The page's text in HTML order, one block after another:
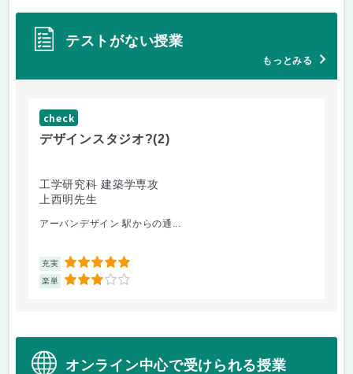
テストがない授業
もっとみる
check
デザインスタジオ?(2)
工学研究科 建築学専攻
上西明先生
アーバンデザイン 駅からの通...
充実 5
楽単 3
オンライン中心で受けられる授業